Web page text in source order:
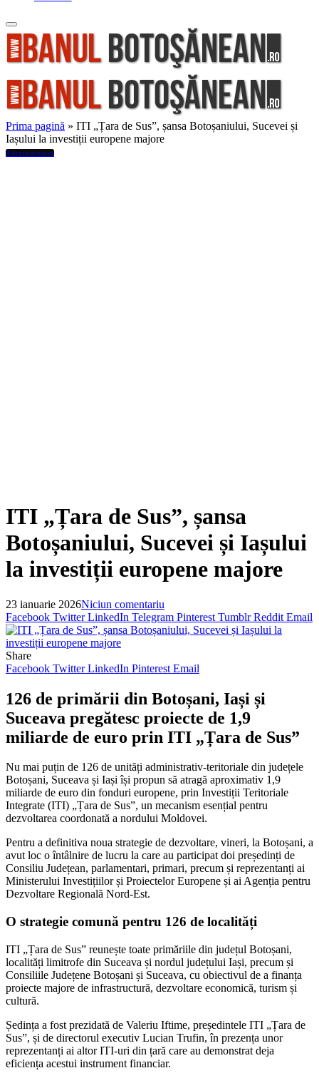
Prima pagină » ITI „Țara de Sus”, șansa Botoșaniului, Sucevei și
Iașului la investiții europene majore
Administratie
ITI „Țara de Sus”, șansa
Botoșaniului, Sucevei și Iașului
la investiții europene majore
23 ianuarie 2026Niciun comentariu
Facebook Twitter LinkedIn Telegram Pinterest Tumblr Reddit Email
Share
Facebook Twitter LinkedIn Pinterest Email
126 de primării din Botoșani, Iași și
Suceava pregătesc proiecte de 1,9
miliarde de euro prin ITI „Țara de Sus”
Nu mai puțin de 126 de unități administrativ-teritoriale din județele
Botoșani, Suceava și Iași își propun să atragă aproximativ 1,9
miliarde de euro din fonduri europene, prin Investiții Teritoriale
Integrate (ITI) „Țara de Sus”, un mecanism esențial pentru
dezvoltarea coordonată a nordului Moldovei.
Pentru a definitiva noua strategie de dezvoltare, vineri, la Botoșani, a
avut loc o întâlnire de lucru la care au participat doi președinți de
Consiliu Județean, parlamentari, primari, precum și reprezentanți ai
Ministerului Investițiilor și Proiectelor Europene și aiAgenția pentru
Dezvoltare Regională Nord-Est.
O strategie comună pentru 126 de localități
ITI „Țara de Sus” reunește toate primăriile din județul Botoșani,
localități limitrofe din Suceava și nordul județului Iași, precum și
Consiliile Județene Botoșani și Suceava, cu obiectivul de a finanța
proiecte majore de infrastructură, dezvoltare economică, turism și
cultură.
Ședința a fost prezidată de Valeriu Iftime, președintele ITI „Țara de
Sus”, și de directorul executiv Lucian Trufin, în prezența unor
reprezentanți ai altor ITI-uri din țară care au demonstrat deja
eficiența acestui instrument financiar.